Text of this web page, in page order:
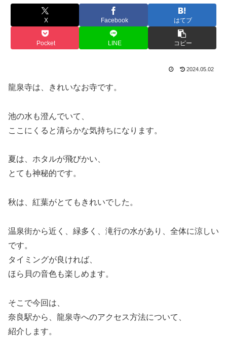
X Facebook はてブ
Pocket LINE コピー
2024.05.02
龍泉寺は、きれいなお寺です。
池の水も澄んでいて、
ここにくると清らかな気持ちになります。
夏は、ホタルが飛びかい、
とても神秘的です。
秋は、紅葉がとてもきれいでした。
温泉街から近く、緑多く、滝行の水があり、全体に涼しい
です。
タイミングが良ければ、
ほら貝の音色も楽しめます。
そこで今回は、
奈良駅から、龍泉寺へのアクセス方法について、
紹介します。